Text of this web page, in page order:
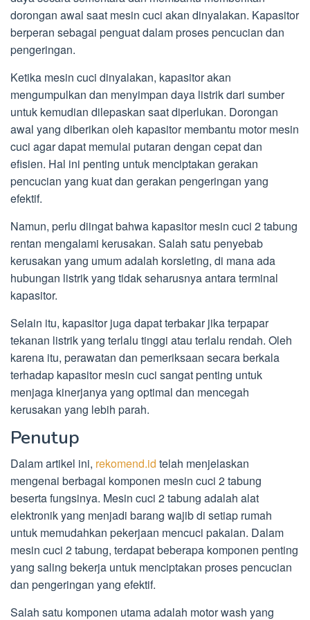
dorongan awal saat mesin cuci akan dinyalakan. Kapasitor
berperan sebagai penguat dalam proses pencucian dan
pengeringan.
Ketika mesin cuci dinyalakan, kapasitor akan
mengumpulkan dan menyimpan daya listrik dari sumber
untuk kemudian dilepaskan saat diperlukan. Dorongan
awal yang diberikan oleh kapasitor membantu motor mesin
cuci agar dapat memulai putaran dengan cepat dan
efisien. Hal ini penting untuk menciptakan gerakan
pencucian yang kuat dan gerakan pengeringan yang
efektif.
Namun, perlu diingat bahwa kapasitor mesin cuci 2 tabung
rentan mengalami kerusakan. Salah satu penyebab
kerusakan yang umum adalah korsleting, di mana ada
hubungan listrik yang tidak seharusnya antara terminal
kapasitor.
Selain itu, kapasitor juga dapat terbakar jika terpapar
tekanan listrik yang terlalu tinggi atau terlalu rendah. Oleh
karena itu, perawatan dan pemeriksaan secara berkala
terhadap kapasitor mesin cuci sangat penting untuk
menjaga kinerjanya yang optimal dan mencegah
kerusakan yang lebih parah.
Penutup
Dalam artikel ini, rekomend.id telah menjelaskan
mengenai berbagai komponen mesin cuci 2 tabung
beserta fungsinya. Mesin cuci 2 tabung adalah alat
elektronik yang menjadi barang wajib di setiap rumah
untuk memudahkan pekerjaan mencuci pakaian. Dalam
mesin cuci 2 tabung, terdapat beberapa komponen penting
yang saling bekerja untuk menciptakan proses pencucian
dan pengeringan yang efektif.
Salah satu komponen utama adalah motor wash yang